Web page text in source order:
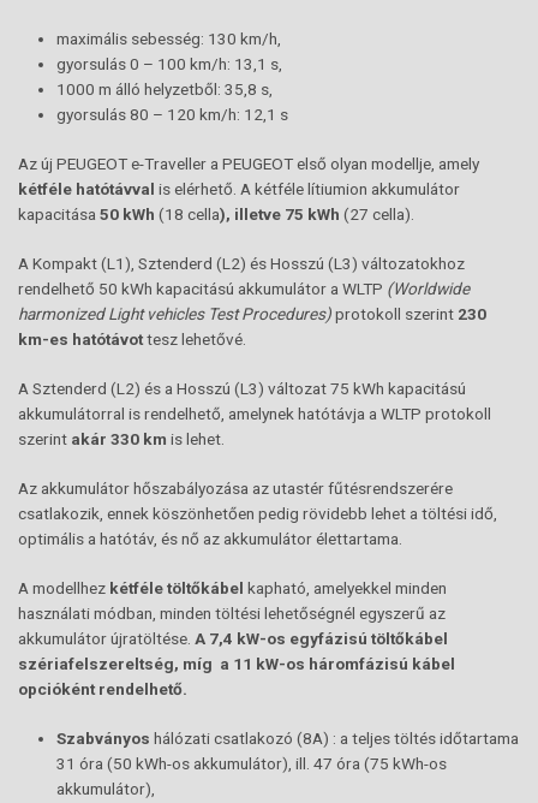
maximális sebesség: 130 km/h,
gyorsulás 0 – 100 km/h: 13,1 s,
1000 m álló helyzetből: 35,8 s,
gyorsulás 80 – 120 km/h: 12,1 s
Az új PEUGEOT e-Traveller a PEUGEOT első olyan modellje, amely
kétféle hatótávval is elérhető. A kétféle lítiumion akkumulátor
kapacitása 50 kWh (18 cella), illetve 75 kWh (27 cella).
A Kompakt (L1), Sztenderd (L2) és Hosszú (L3) változatokhoz
rendelhető 50 kWh kapacitású akkumulátor a WLTP (Worldwide
harmonized Light vehicles Test Procedures)protokoll szerint 230
km-es hatótávottesz lehetővé.
A Sztenderd (L2) és a Hosszú (L3) változat 75 kWh kapacitású
akkumulátorral is rendelhető, amelynek hatótávja a WLTP protokoll
szerint akár 330 km is lehet.
Az akkumulátor hőszabályozása az utastér fűtésrendszerére
csatlakozik, ennek köszönhetően pedig rövidebb lehet a töltési idő,
optimális a hatótáv, és nő az akkumulátor élettartama.
A modellhez kétféle töltőkábel kapható, amelyekkel minden
használati módban, minden töltési lehetőségnél egyszerű az
akkumulátor újratöltése. A 7,4 kW-os egyfázisú töltőkábel
szériafelszereltség, míg a 11 kW-os háromfázisú kábel
opcióként rendelhető.
Szabványos hálózati csatlakozó (8A) : a teljes töltés időtartama
31 óra (50 kWh-os akkumulátor), ill. 47 óra (75 kWh-os
akkumulátor),